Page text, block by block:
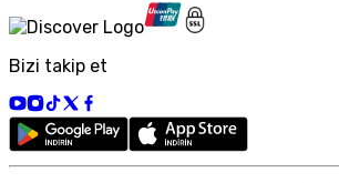
Bizi takip et